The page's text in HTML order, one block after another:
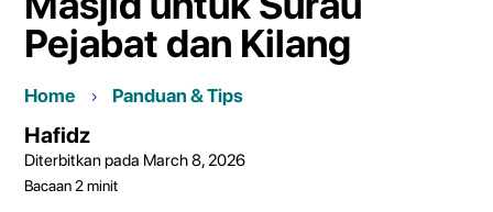
Pejabat dan Kilang
Home Panduan & Tips
Hafidz
Diterbitkan pada March 8, 2026
Bacaan 2 minit